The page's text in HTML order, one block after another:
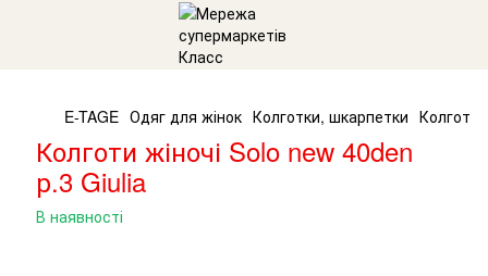
E-TAGE Одяг для жінок Колготки, шкарпетки Колготи
Колготи жіночі Solo new 40den
р.3 Giulia
В наявності